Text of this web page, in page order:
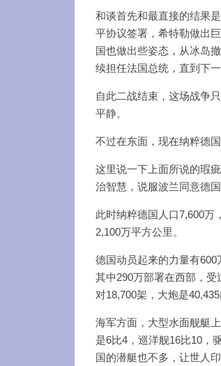
和谈首先和最直接的结果
平协议签署，希特勒做出
国也做出些姿态，从冰岛
续担任法国总统，直到下一
自此二战结束，这场战争
平静。
不过在东面，现在纳粹德
这里说一下上面所说的瑕
治智慧，说服波兰同意德
此时纳粹德国人口7,600万
2,100万平方公里。
德国动员起来的力量有
其中290万部署在西部，
对18,700架，大炮是
海军方面，大型水面舰艇
是6比4，巡洋舰16比10，
国的潜艇也不多，让世人